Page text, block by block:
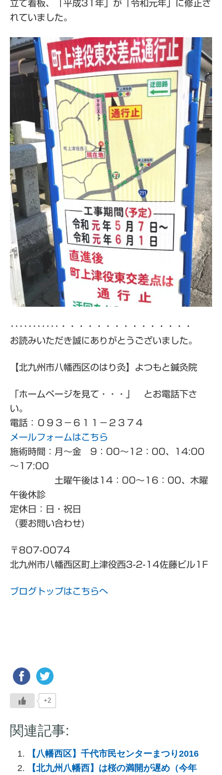
立て看板、「平成31年」が「令和元年」に修正さ
れていました。
･･･････････・・・・・・・・・・・・・・・
お読みいただき誠にありがとうございました。
【北九州市八幡西区のはり灸】よつもと鍼灸院
「ホームページを見て・・・」 とお電話下さ
い。
電話：０９３－６１１－２３７４
メールフォームはこちら
施術時間：月～金 9：00～12：00、14:00
～17:00
土曜午後は14：00～16：00、木曜
午後休診
定休日：日・祝日
（要お問い合わせ)
〒807-0074
北九州市八幡西区町上津役西3-2-14佐藤ビル1F
ブログトップはこちらへ
+2
関連記事:
【八幡西区】千代市民センターまつり2016
【北九州八幡西】は桜の満開が遅め（今年